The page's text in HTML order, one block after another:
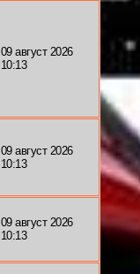
09 август 2026
10:13
09 август 2026
10:13
09 август 2026
10:13